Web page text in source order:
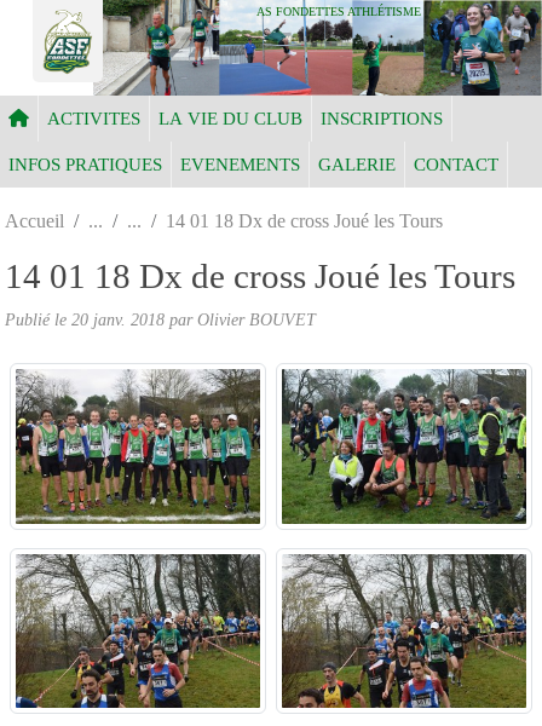
AS FONDETTES ATHLÉTISME
ACTIVITES LA VIE DU CLUB INSCRIPTIONS
INFOS PRATIQUES EVENEMENTS GALERIE CONTACT
Accueil 14 01 18 Dx de cross Joué les Tours
14 01 18 Dx de cross Joué les Tours
Publié le 20 janv. 2018 par Olivier BOUVET
Panneau de gestion des cookies